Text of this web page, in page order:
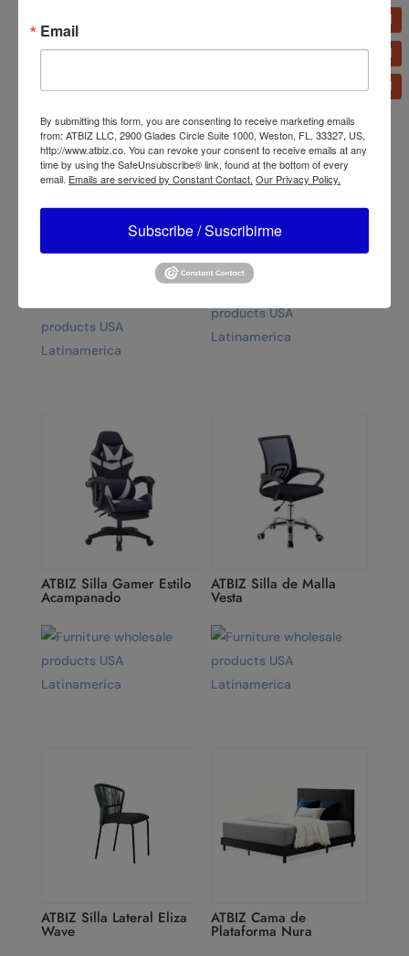
ATBIZ Escritorio Tipo ATBIZ Cama Tapizada
ATBIZ Silla Gamer Estilo
Acampanado
ATBIZ Silla de Malla
Vesta
ATBIZ Silla Lateral Eliza
Wave
ATBIZ Cama de
Plataforma Nura
Email
By submitting this form, you are consenting to receive marketing emails
from: ATBIZ LLC, 2900 Glades Circle Suite 1000, Weston, FL, 33327, US,
http://www.atbiz.co. You can revoke your consent to receive emails at any
time by using the SafeUnsubscribe® link, found at the bottom of every
email. Emails are serviced by Constant Contact. Our Privacy Policy.
Subscribe / Suscribirme